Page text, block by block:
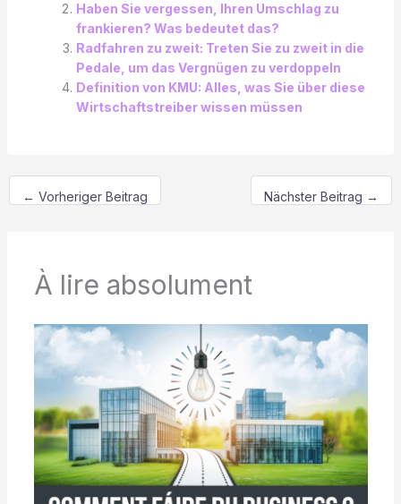
Haben Sie vergessen, Ihren Umschlag zu
frankieren? Was bedeutet das?
Radfahren zu zweit: Treten Sie zu zweit in die
Pedale, um das Vergnügen zu verdoppeln
Definition von KMU: Alles, was Sie über diese
Wirtschaftstreiber wissen müssen
← Vorheriger Beitrag Nächster Beitrag →
À lire absolument